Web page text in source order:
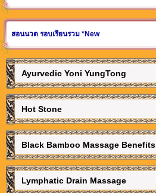
สอนนวด รอบเรียนรวม *New
Ayurvedic Yoni YungTong
Hot Stone
Black Bamboo Massage Benefits
Lymphatic Drain Massage